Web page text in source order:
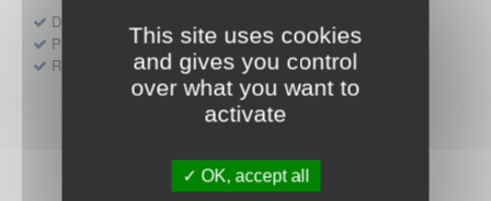
This site uses cookies
and gives you control
over what you want to
activate
OK, accept all
Dépôt d'un dossier pour un produit de santé
Protocoles d'études post-inscription
Rencontres précoces